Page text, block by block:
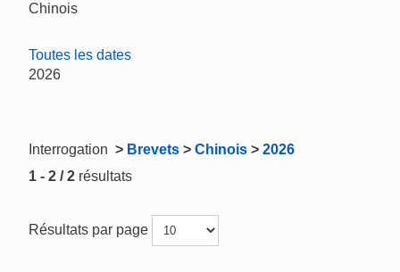
Chinois
Toutes les dates
2026
Interrogation > Brevets > Chinois > 2026
1 - 2 / 2 résultats
Résultats par page